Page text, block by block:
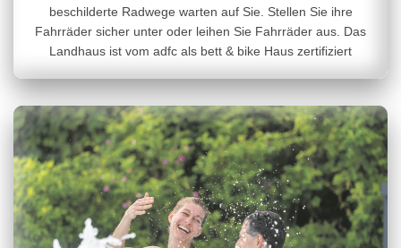
beschilderte Radwege warten auf Sie. Stellen Sie ihre
Fahrräder sicher unter oder leihen Sie Fahrräder aus. Das
Landhaus ist vom adfc als bett & bike Haus zertifiziert